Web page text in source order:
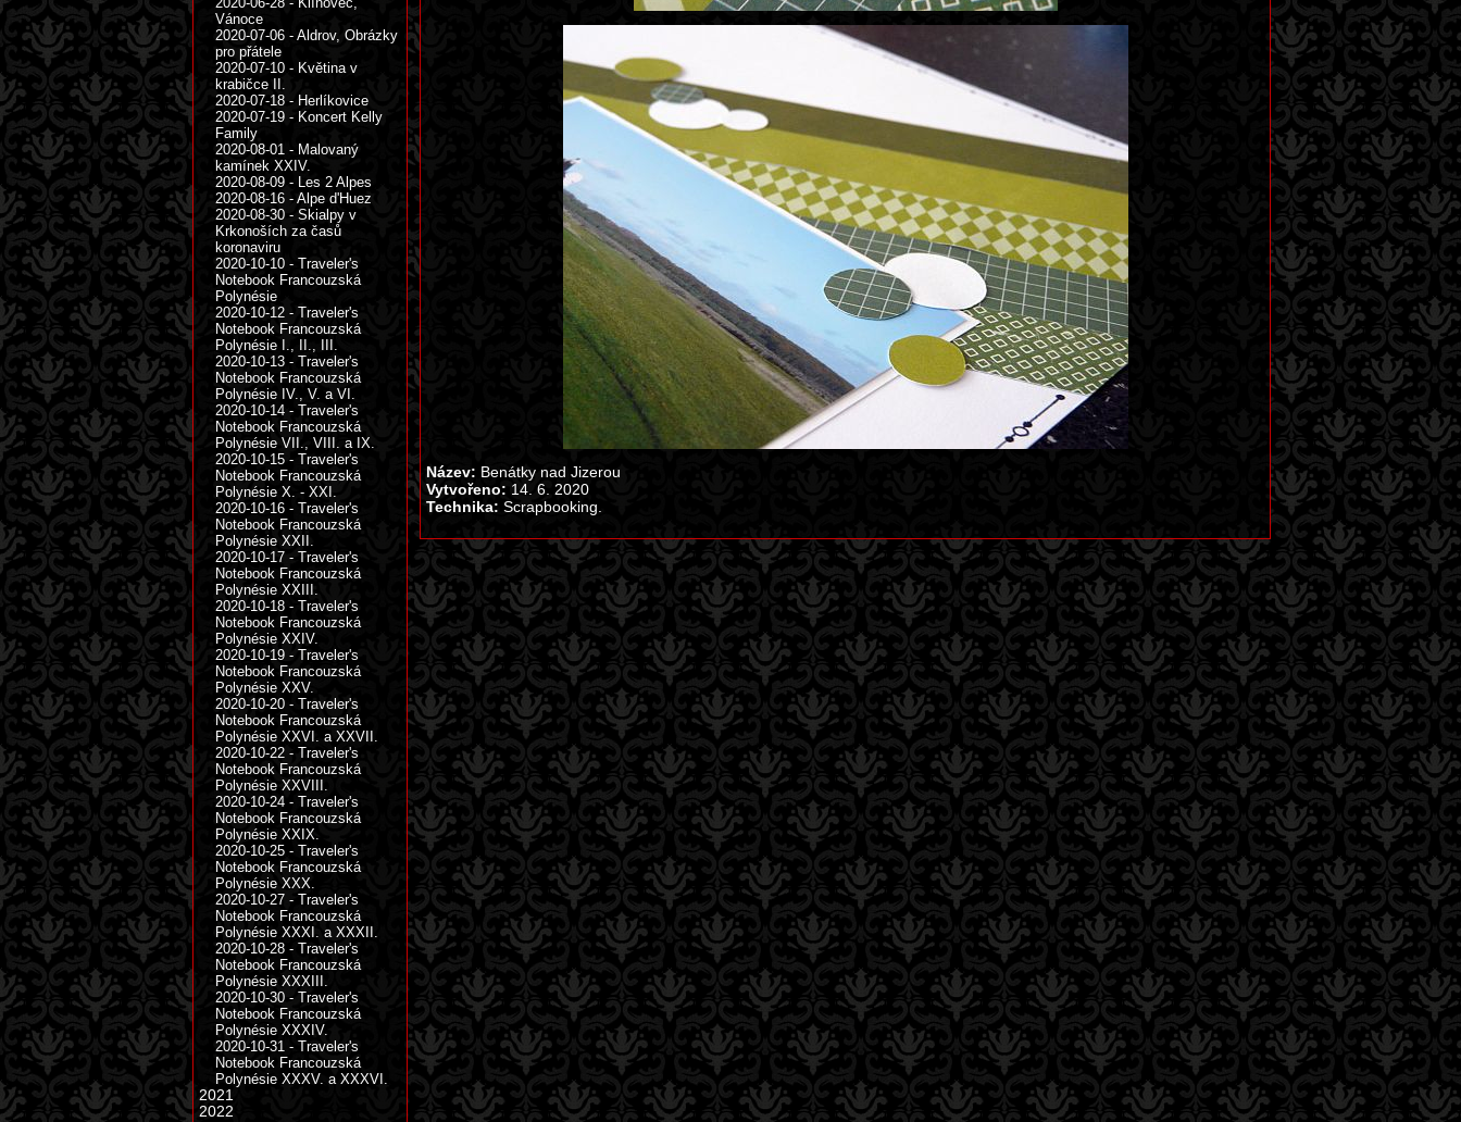
Název: Benátky nad Jizerou
Vytvořeno: 14. 6. 2020
Technika: Scrapbooking.
Vánoce
2020-07-06 - Aldrov, Obrázky
pro přátele
2020-07-10 - Květina v
krabičce II.
2020-07-18 - Herlíkovice
2020-07-19 - Koncert Kelly
Family
2020-08-01 - Malovaný
kamínek XXIV.
2020-08-09 - Les 2 Alpes
2020-08-16 - Alpe d'Huez
2020-08-30 - Skialpy v
Krkonoších za časů
koronaviru
2020-10-10 - Traveler's
Notebook Francouzská
Polynésie
2020-10-12 - Traveler's
Notebook Francouzská
Polynésie I., II., III.
2020-10-13 - Traveler's
Notebook Francouzská
Polynésie IV., V. a VI.
2020-10-14 - Traveler's
Notebook Francouzská
Polynésie VII., VIII. a IX.
2020-10-15 - Traveler's
Notebook Francouzská
Polynésie X. - XXI.
2020-10-16 - Traveler's
Notebook Francouzská
Polynésie XXII.
2020-10-17 - Traveler's
Notebook Francouzská
Polynésie XXIII.
2020-10-18 - Traveler's
Notebook Francouzská
Polynésie XXIV.
2020-10-19 - Traveler's
Notebook Francouzská
Polynésie XXV.
2020-10-20 - Traveler's
Notebook Francouzská
Polynésie XXVI. a XXVII.
2020-10-22 - Traveler's
Notebook Francouzská
Polynésie XXVIII.
2020-10-24 - Traveler's
Notebook Francouzská
Polynésie XXIX.
2020-10-25 - Traveler's
Notebook Francouzská
Polynésie XXX.
2020-10-27 - Traveler's
Notebook Francouzská
Polynésie XXXI. a XXXII.
2020-10-28 - Traveler's
Notebook Francouzská
Polynésie XXXIII.
2020-10-30 - Traveler's
Notebook Francouzská
Polynésie XXXIV.
2020-10-31 - Traveler's
Notebook Francouzská
Polynésie XXXV. a XXXVI.
2021
2022